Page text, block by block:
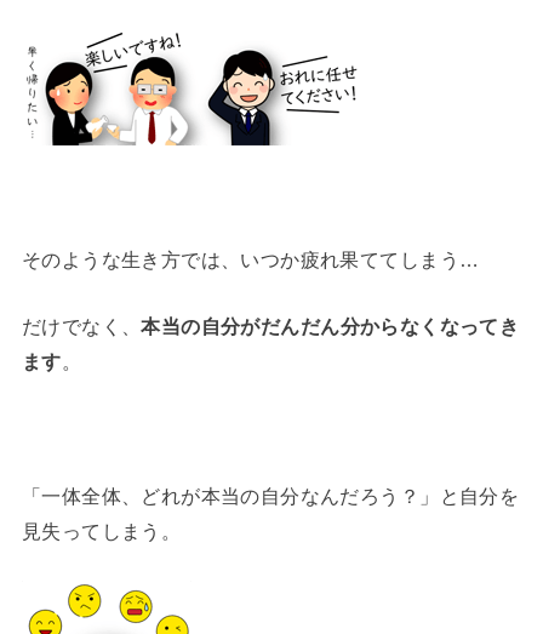
そのような生き方では、いつか疲れ果ててしまう…
だけでなく、本当の自分がだんだん分からなくなってき
ます。
「一体全体、どれが本当の自分なんだろう？」と自分を
見失ってしまう。